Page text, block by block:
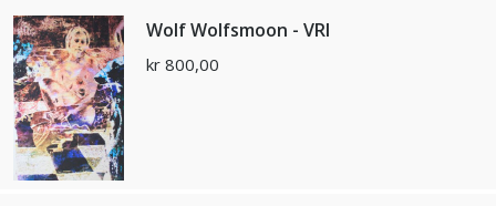
Wolf Wolfsmoon - VRI
kr 800,00